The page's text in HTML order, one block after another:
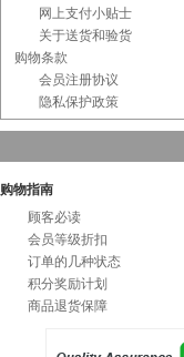
网上支付小贴士
关于送货和验货
购物条款
会员注册协议
隐私保护政策
购物指南
顾客必读
会员等级折扣
订单的几种状态
积分奖励计划
商品退货保障